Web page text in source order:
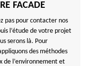
FACADE
pas pour contacter nos
l’étude de votre projet
serons là. Pour
des méthodes
de l’environnement et